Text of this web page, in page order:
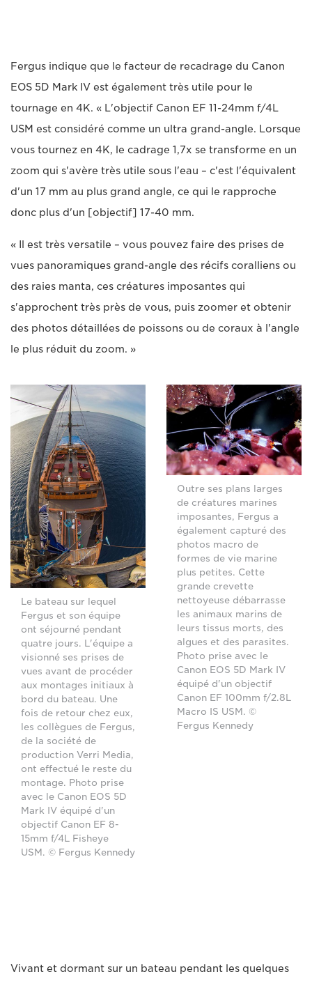
Fergus indique que le facteur de recadrage du Canon
EOS 5D Mark IV est également très utile pour le
tournage en 4K. « L'objectif Canon EF 11-24mm f/4L
USM est considéré comme un ultra grand-angle. Lorsque
vous tournez en 4K, le cadrage 1,7x se transforme en un
zoom qui s'avère très utile sous l'eau – c'est l'équivalent
d'un 17 mm au plus grand angle, ce qui le rapproche
donc plus d'un [objectif] 17-40 mm.
« Il est très versatile – vous pouvez faire des prises de
vues panoramiques grand-angle des récifs coralliens ou
des raies manta, ces créatures imposantes qui
s'approchent très près de vous, puis zoomer et obtenir
des photos détaillées de poissons ou de coraux à l'angle
le plus réduit du zoom. »
Le bateau sur lequel
Fergus et son équipe
ont séjourné pendant
quatre jours. L'équipe a
visionné ses prises de
vues avant de procéder
aux montages initiaux à
bord du bateau. Une
fois de retour chez eux,
les collègues de Fergus,
de la société de
production Verri Media,
ont effectué le reste du
montage. Photo prise
avec le Canon EOS 5D
Mark IV équipé d'un
objectif Canon EF 8-
15mm f/4L Fisheye
USM. © Fergus Kennedy
Outre ses plans larges
de créatures marines
imposantes, Fergus a
également capturé des
photos macro de
formes de vie marine
plus petites. Cette
grande crevette
nettoyeuse débarrasse
les animaux marins de
leurs tissus morts, des
algues et des parasites.
Photo prise avec le
Canon EOS 5D Mark IV
équipé d'un objectif
Canon EF 100mm f/2.8L
Macro IS USM. ©
Fergus Kennedy
Vivant et dormant sur un bateau pendant les quelques